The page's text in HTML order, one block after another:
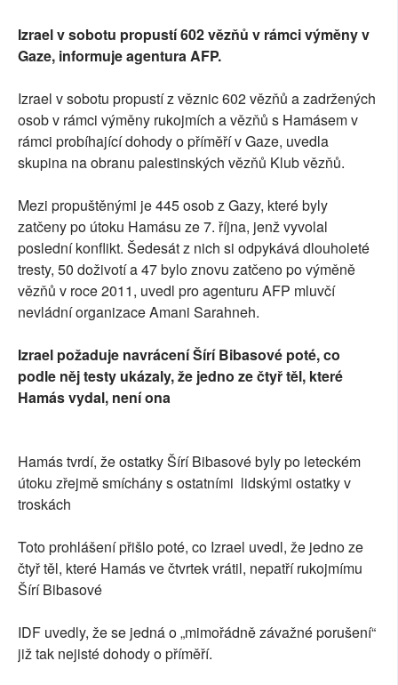
Izrael v sobotu propustí 602 vězňů v rámci výměny v
Gaze, informuje agentura AFP.
Izrael v sobotu propustí z věznic 602 vězňů a zadržených
osob v rámci výměny rukojmích a vězňů s Hamásem v
rámci probíhající dohody o příměří v Gaze, uvedla
skupina na obranu palestinských vězňů Klub vězňů.
Mezi propuštěnými je 445 osob z Gazy, které byly
zatčeny po útoku Hamásu ze 7. října, jenž vyvolal
poslední konflikt. Šedesát z nich si odpykává dlouholeté
tresty, 50 doživotí a 47 bylo znovu zatčeno po výměně
vězňů v roce 2011, uvedl pro agenturu AFP mluvčí
nevládní organizace Amani Sarahneh.
Izrael požaduje navrácení Šírí Bibasové poté, co
podle něj testy ukázaly, že jedno ze čtyř těl, které
Hamás vydal, není ona
Hamás tvrdí, že ostatky Šírí Bibasové byly po leteckém
útoku zřejmě smíchány s ostatními lidskými ostatky v
troskách
Toto prohlášení přišlo poté, co Izrael uvedl, že jedno ze
čtyř těl, které Hamás ve čtvrtek vrátil, nepatří rukojmímu
Šírí Bibasové
IDF uvedly, že se jedná o „mimořádně závažné porušení“
již tak nejisté dohody o příměří.